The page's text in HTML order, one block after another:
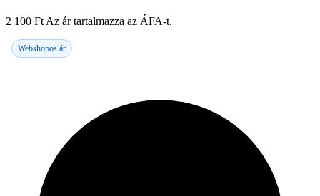
2 100 Ft Az ár tartalmazza az ÁFA-t.
Webshopos ár